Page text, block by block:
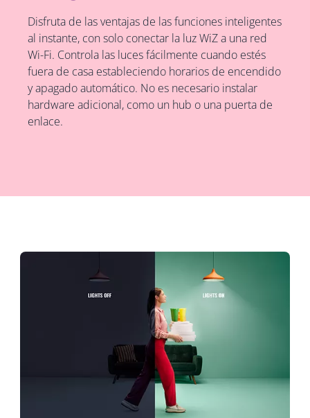
Disfruta de las ventajas de las funciones inteligentes
al instante, con solo conectar la luz WiZ a una red
Wi-Fi. Controla las luces fácilmente cuando estés
fuera de casa estableciendo horarios de encendido
y apagado automático. No es necesario instalar
hardware adicional, como un hub o una puerta de
enlace.